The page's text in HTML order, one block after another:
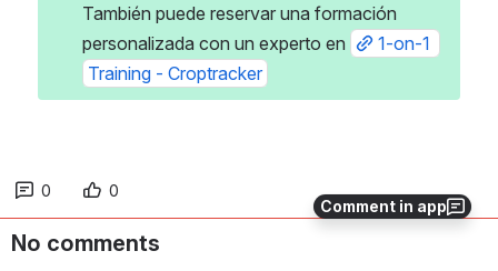
Comment in app
También puede reservar una formación
personalizada con un experto en
1-on-1
Training - Croptracker
0 0
No comments